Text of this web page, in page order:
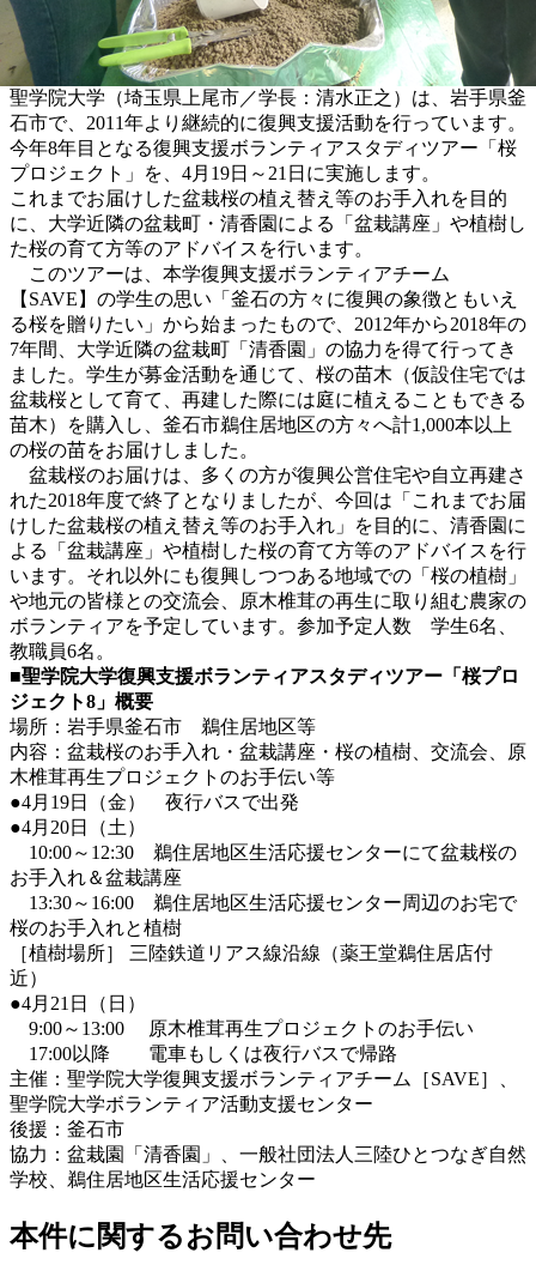
聖学院大学（埼玉県上尾市／学長：清水正之）は、岩手県釜
石市で、2011年より継続的に復興支援活動を行っています。
今年8年目となる復興支援ボランティアスタディツアー「桜
プロジェクト」を、4月19日～21日に実施します。
これまでお届けした盆栽桜の植え替え等のお手入れを目的
に、大学近隣の盆栽町・清香園による「盆栽講座」や植樹し
た桜の育て方等のアドバイスを行います。
このツアーは、本学復興支援ボランティアチーム
【SAVE】の学生の思い「釜石の方々に復興の象徴ともいえ
る桜を贈りたい」から始まったもので、2012年から2018年の
7年間、大学近隣の盆栽町「清香園」の協力を得て行ってき
ました。学生が募金活動を通じて、桜の苗木（仮設住宅では
盆栽桜として育て、再建した際には庭に植えることもできる
苗木）を購入し、釜石市鵜住居地区の方々へ計1,000本以上
の桜の苗をお届けしました。
盆栽桜のお届けは、多くの方が復興公営住宅や自立再建さ
れた2018年度で終了となりましたが、今回は「これまでお届
けした盆栽桜の植え替え等のお手入れ」を目的に、清香園に
よる「盆栽講座」や植樹した桜の育て方等のアドバイスを行
います。それ以外にも復興しつつある地域での「桜の植樹」
や地元の皆様との交流会、原木椎茸の再生に取り組む農家の
ボランティアを予定しています。参加予定人数 学生6名、
教職員6名。
■聖学院大学復興支援ボランティアスタディツアー「桜プロ
ジェクト8」概要
場所：岩手県釜石市 鵜住居地区等
内容：盆栽桜のお手入れ・盆栽講座・桜の植樹、交流会、原
木椎茸再生プロジェクトのお手伝い等
●4月19日（金） 夜行バスで出発
●4月20日（土）
10:00～12:30 鵜住居地区生活応援センターにて盆栽桜の
お手入れ＆盆栽講座
13:30～16:00 鵜住居地区生活応援センター周辺のお宅で
桜のお手入れと植樹
［植樹場所］ 三陸鉄道リアス線沿線（薬王堂鵜住居店付
近）
●4月21日（日）
9:00～13:00 原木椎茸再生プロジェクトのお手伝い
17:00以降 電車もしくは夜行バスで帰路
主催：聖学院大学復興支援ボランティアチーム［SAVE］、
聖学院大学ボランティア活動支援センター
後援：釜石市
協力：盆栽園「清香園」、一般社団法人三陸ひとつなぎ自然
学校、鵜住居地区生活応援センター
本件に関するお問い合わせ先